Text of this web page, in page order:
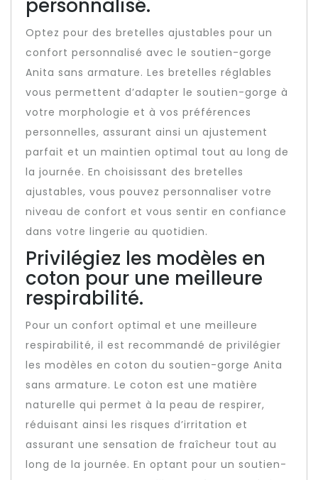
personnalisé.
Optez pour des bretelles ajustables pour un
confort personnalisé avec le soutien-gorge
Anita sans armature. Les bretelles réglables
vous permettent d’adapter le soutien-gorge à
votre morphologie et à vos préférences
personnelles, assurant ainsi un ajustement
parfait et un maintien optimal tout au long de
la journée. En choisissant des bretelles
ajustables, vous pouvez personnaliser votre
niveau de confort et vous sentir en confiance
dans votre lingerie au quotidien.
Privilégiez les modèles en
coton pour une meilleure
respirabilité.
Pour un confort optimal et une meilleure
respirabilité, il est recommandé de privilégier
les modèles en coton du soutien-gorge Anita
sans armature. Le coton est une matière
naturelle qui permet à la peau de respirer,
réduisant ainsi les risques d’irritation et
assurant une sensation de fraîcheur tout au
long de la journée. En optant pour un soutien-